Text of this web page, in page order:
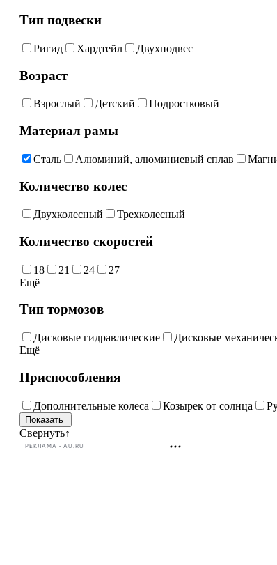
Тип подвески
Ригид Хардтейл Двухподвес
Возраст
Взрослый Детский Подростковый
Материал рамы
Сталь Алюминий, алюминиевый сплав
Количество колес
Двухколесный Трехколесный
Количество скоростей
18 21 24
27
Ещё
Тип тормозов
Дисковые гидравлические Дисковые
Ещё
Приспособления
Дополнительные колеса Козырек от солнца
Свернуть↑
РЕКЛАМА • AU.RU